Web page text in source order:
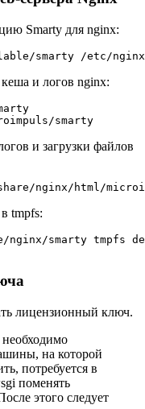
Smarty для nginx:
smarty /etc/
и логов nginx:
smarty
и загрузки файлов
nginx/html/
tmpfs:
nginx/smarty tmpfs
лицензионный ключ.
на которой
потребуется в
поменять
этого следует